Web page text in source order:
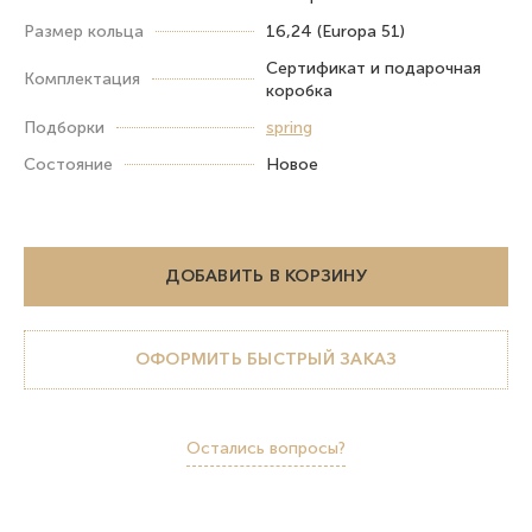
Размер кольца
16,24 (Europa 51)
Комплектация
Сертификат и подарочная
коробка
Подборки
spring
Состояние
Новое
ДОБАВИТЬ В КОРЗИНУ
ОФОРМИТЬ БЫСТРЫЙ ЗАКАЗ
Остались вопросы?